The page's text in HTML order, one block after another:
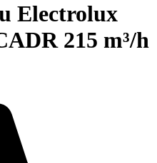
Electrolux
215 m³/h